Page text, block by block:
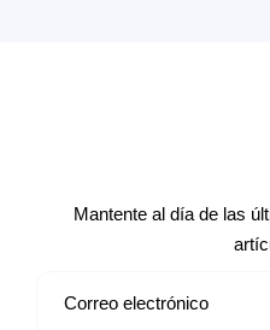
Mantente al día de las